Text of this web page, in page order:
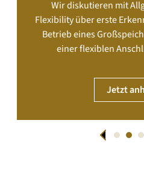
Wir diskutieren mit
Flexibility über erste
Betrieb eines
einer flexiblen
Jetzt